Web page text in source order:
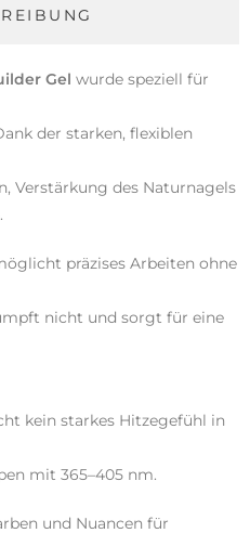
Gel wurde speziell für
der starken, flexiblen
Verstärkung des Naturnagels
präzises Arbeiten ohne
nicht und sorgt für eine
kein starkes Hitzegefühl in
mit 365–405 nm.
und Nuancen für